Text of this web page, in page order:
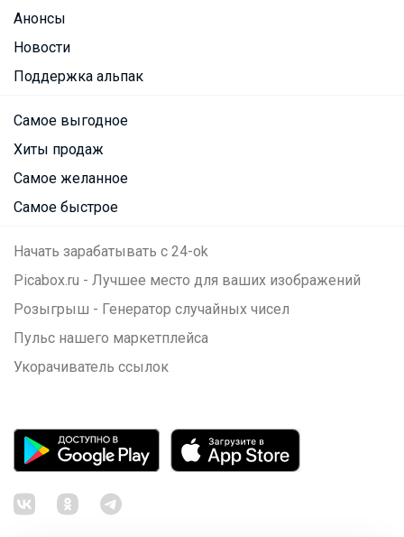
Анонсы
Новости
Поддержка альпак
Самое выгодное
Хиты продаж
Самое желанное
Самое быстрое
Начать зарабатывать с 24-ok
Picabox.ru - Лучшее место для ваших изображений
Розыгрыш - Генератор случайных чисел
Пульс нашего маркетплейса
Укорачиватель ссылок